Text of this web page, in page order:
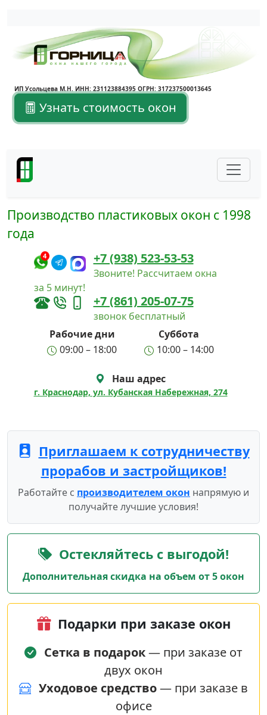
ИП Усольцева М.Н. ИНН: 231123884395 ОГРН: 317237500013645
Узнать стоимость окон
Производство пластиковых окон с 1998
года
4 +7 (938) 523-53-53
Звоните! Рассчитаем окна
за 5 минут!
+7 (861) 205-07-75
звонок бесплатный
Рабочие дни
Суббота
09:00 – 18:00
10:00 – 14:00
Наш адрес
г. Краснодар, ул. Кубанская Набережная, 274
Приглашаем к сотрудничеству
прорабов и застройщиков!
Работайте с производителем окон напрямую и
получайте лучшие условия!
Остекляйтесь с выгодой!
Дополнительная скидка на объем от 5 окон
Подарки при заказе окон
Сетка в подарок— при заказе от
двух окон
Уходовое средство— при заказе в
офисе